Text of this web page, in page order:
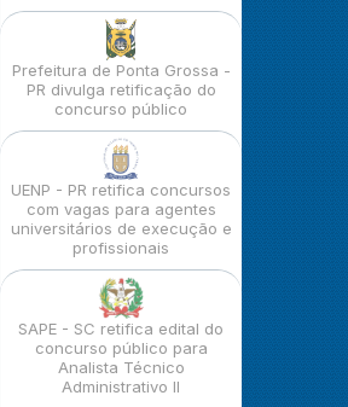
Prefeitura de Ponta Grossa -
PR divulga retificação do
concurso público
UENP - PR retifica concursos
com vagas para agentes
universitários de execução e
profissionais
SAPE - SC retifica edital do
concurso público para
Analista Técnico
Administrativo II